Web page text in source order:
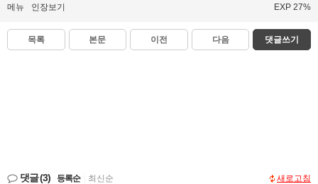
메뉴 인장보기 EXP 27%
목록 본문 이전 다음 댓글쓰기
댓글(3) 등록순 최신순 새로고침